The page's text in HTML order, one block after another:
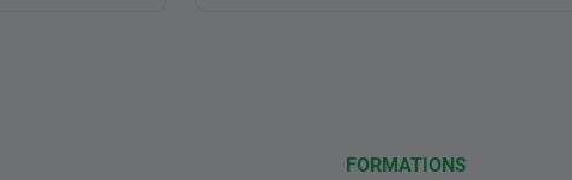
FORMATIONS